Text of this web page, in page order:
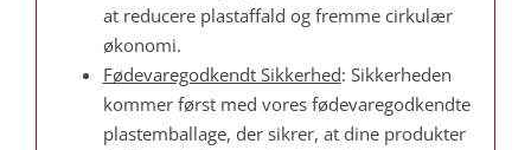
at reducere plastaffald og fremme cirkulær
økonomi.
Fødevaregodkendt Sikkerhed: Sikkerheden
kommer først med vores fødevaregodkendte
plastemballage, der sikrer, at dine produkter